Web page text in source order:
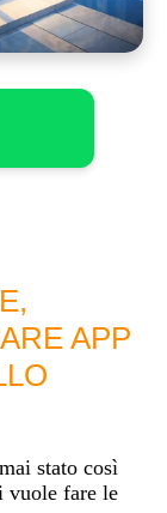
APP
stato così
vuole fare le